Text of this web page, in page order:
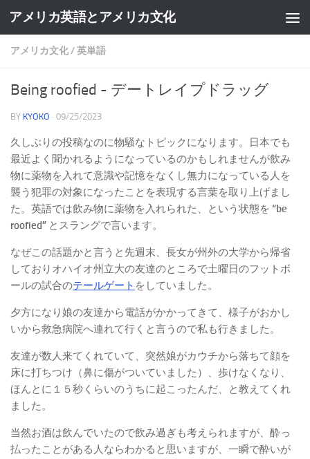
Skip to content
アメリカ英語とアメリカ文化
アメリカ文化/英単語
Being roofied - デートレイプドラッグ
BY KYOKO · 09/25/2023
久しぶりの投稿なのに物騒なトピックになります。日本でも
最近よく聞かれるようになっているのかもしれませんが飲み
物に薬物を入れて意識や記憶をなくし無力になっている人を
襲う犯罪の対象になったことを表現する言葉を取り上げまし
た。英語では飲み物に薬物を入れられた、という状態を “be
roofied” とスラングで言います。
なぜこの話題かと言うと先週末、長女が州外の大学から帰省
しておりオハイオ州立大の友達のところで土曜日のフットボ
ールの試合のテールゲート をしていました。
夕方になり娘の友達から電話がかかってきて、様子がおかし
いから救急病院へ連れて行くと言うので私も行きました。
友達が数人来てくれていて、突然娘がカウチから落ちて顔を
床に打ちつけ（鼻に傷がついていました）、歩けなくなり、
ほんとに１５秒くらいのうちに起こったんだ、と教えてくれ
ました。
当然お酒は飲んでいたので飲み過ぎも考えられますが、酔っ
払ったことがある人ならわかると思いますが、一瞬で酔いが